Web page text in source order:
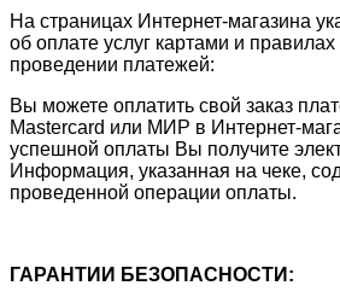
На страницах Интернет-магазина
об оплате услуг картами и
проведении платежей:
Вы можете оплатить свой заказ
Mastercard или МИР в Интернет-
успешной оплаты Вы получите
Информация, указанная на чеке,
проведенной операции оплаты.
ГАРАНТИИ БЕЗОПАСНОСТИ: